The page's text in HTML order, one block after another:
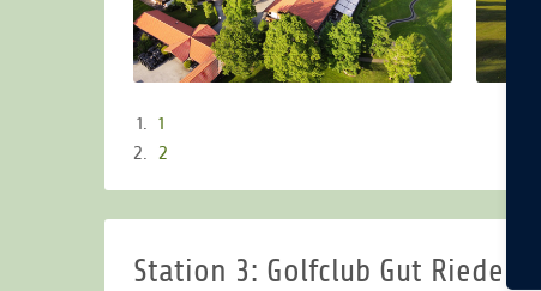
1
2
Station 3: Golfclub Gut Rieden